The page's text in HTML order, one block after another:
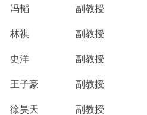
冯韬 副教授
林祺 副教授
史洋 副教授
王子豪 副教授
徐昊天 副教授